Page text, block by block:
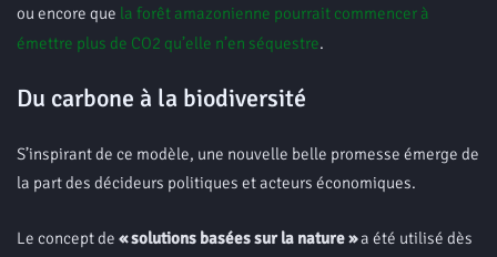
ou encore que la forêt amazonienne pourrait commencer à
émettre plus de CO2 qu’elle n’en séquestre.
Du carbone à la biodiversité
S’inspirant de ce modèle, une nouvelle belle promesse émerge de
la part des décideurs politiques et acteurs économiques.
Le concept de « solutions basées sur la nature »a été utilisé dès